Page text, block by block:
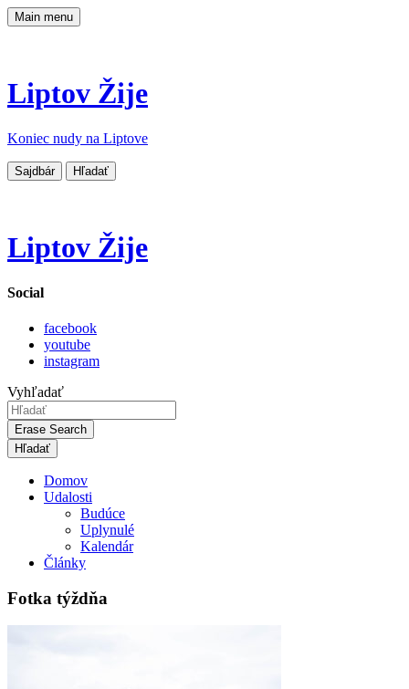
Main menu
Liptov Žije
Koniec nudy na Liptove
Sajdbár Hľadať
Liptov Žije
Social
facebook
youtube
instagram
Vyhľadať
Erase Search
Domov
Udalosti
Budúce
Uplynulé
Kalendár
Články
Fotka týždňa